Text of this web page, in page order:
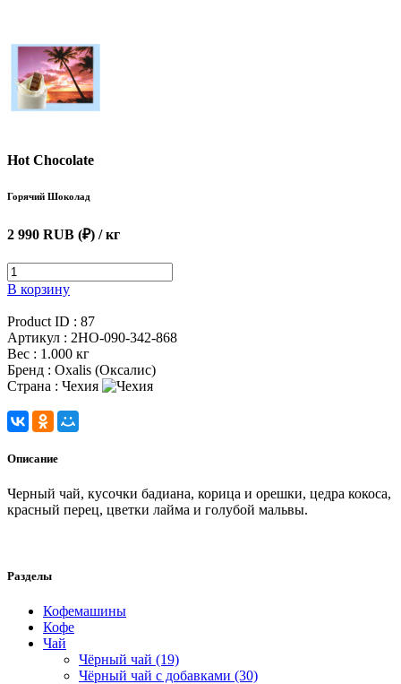
Hot Chocolate
Горячий Шоколад
2 990 RUB (₽) / кг
В корзину
Product ID : 87
Артикул : 2HO-090-342-868
Вес : 1.000 кг
Бренд : Oxalis (Оксалис)
Страна : Чехия
Описание
Черный чай, кусочки бадиана, корица и орешки, цедра кокоса,
красный перец, цветки лайма и голубой мальвы.
Разделы
Кофемашины
Кофе
Чай
Чёрный чай (19)
Чёрный чай с добавками (30)